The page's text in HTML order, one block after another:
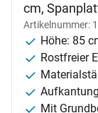
cm,
Artikelnummer:
Höhe: 85
Rostfreier
Mit